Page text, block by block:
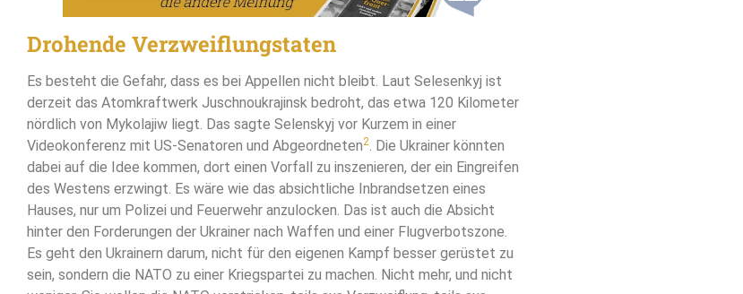
Drohende Verzweiflungstaten
Es besteht die Gefahr, dass es bei Appellen nicht bleibt. Laut Selesenkyj ist
derzeit das Atomkraftwerk Juschnoukrajinsk bedroht, das etwa 120 Kilometer
nördlich von Mykolajiw liegt. Das sagte Selenskyj vor Kurzem in einer
Videokonferenz mit US-Senatoren und Abgeordneten2. Die Ukrainer könnten
dabei auf die Idee kommen, dort einen Vorfall zu inszenieren, der ein Eingreifen
des Westens erzwingt. Es wäre wie das absichtliche Inbrandsetzen eines
Hauses, nur um Polizei und Feuerwehr anzulocken. Das ist auch die Absicht
hinter den Forderungen der Ukrainer nach Waffen und einer Flugverbotszone.
Es geht den Ukrainern darum, nicht für den eigenen Kampf besser gerüstet zu
sein, sondern die NATO zu einer Kriegspartei zu machen. Nicht mehr, und nicht